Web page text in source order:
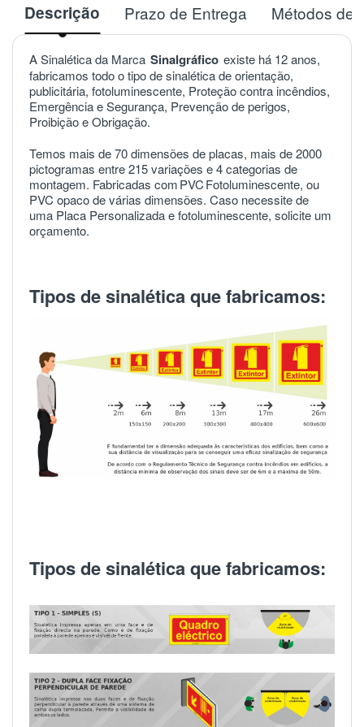
Descrição Prazo de Entrega Métodos de
A Sinalética da Marca Sinalgráfico existe há 12 anos,
fabricamos todo o tipo de sinalética de orientação,
publicitária, fotoluminescente, Proteção contra incêndios,
Emergência e Segurança, Prevenção de perigos,
Proibição e Obrigação.
Temos mais de 70 dimensões de placas, mais de 2000
pictogramas entre 215 variações e 4 categorias de
montagem. Fabricadas comPVCFotoluminescente, ou
PVC opaco de várias dimensões. Caso necessite de
uma Placa Personalizada e fotoluminescente, solicite um
orçamento.
Tipos de sinalética que fabricamos:
Tipos de sinalética que fabricamos: